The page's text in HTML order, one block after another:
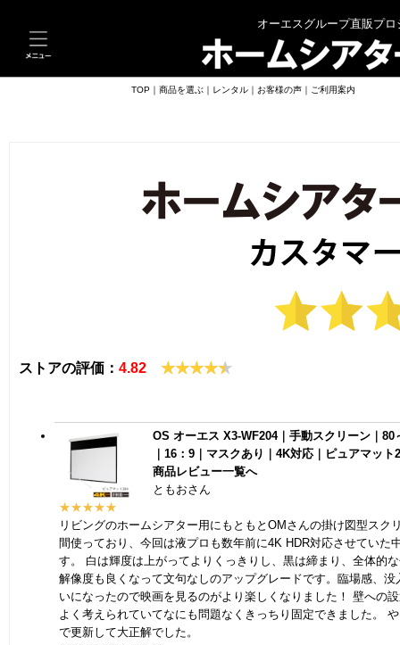
オーエスグループ直販プ
TOP ｜商品を選ぶ｜ レンタル｜ お客様の声｜ ご利用案内
お客様の声｜ ご利用案内
ストアの評価：4.82
OS オーエス X3-WF204｜手動スクリーン｜80
｜16：9｜マスクあり｜4K対応｜ピュアマット
商品レビュー一覧へ
ともおさん
★★★★★
リビングのホームシアター用にもともとOMさんの掛け図型スク
間使っており、今回は液プロも数年前に4K HDR対応させていた
す。 白は輝度は上がってよりくっきりし、黒は締まり、全体的
解像度も良くなって文句なしのアップグレードです。臨場感、没
いになったので映画を見るのがより楽しくなりました！ 壁への
よく考えられていてなにも問題なくきっちり固定できました。
で更新して大正解でした。